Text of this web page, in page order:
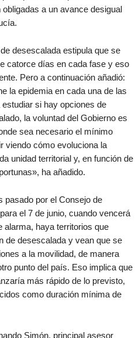
a un avance desigual
desescalada estipula que se
catorce días en cada fase y eso
Pero a continuación añadió:
la epidemia en cada una de las
si hay opciones de
la voluntad del Gobierno es
sea necesario el mínimo
viendo cómo evoluciona la
unidad territorial y, en función de
ha añadido.
pasado por el Consejo de
el 7 de junio, cuando vencerá
alarma, haya territorios que
de desescalada y vean que se
a la movilidad, de manera
punto del país. Eso implica que
más rápido de lo previsto,
como duración mínima de
Simón, principal asesor